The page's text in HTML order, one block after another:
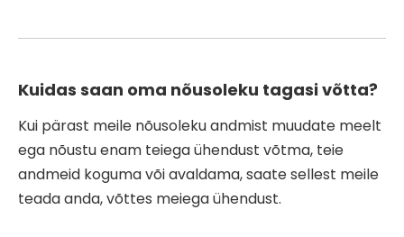
Kuidas saan oma nõusoleku tagasi võtta?
Kui pärast meile nõusoleku andmist muudate meelt
ega nõustu enam teiega ühendust võtma, teie
andmeid koguma või avaldama, saate sellest meile
teada anda, võttes meiega ühendust.